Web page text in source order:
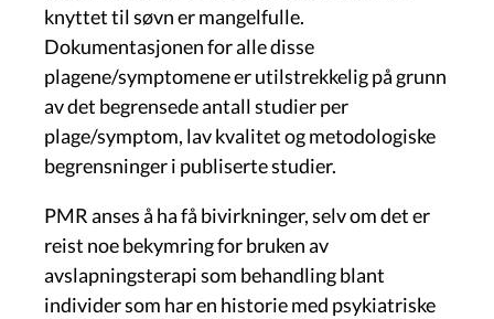
knyttet til søvn er mangelfulle.
Dokumentasjonen for alle disse
plagene/symptomene er utilstrekkelig på grunn
av det begrensede antall studier per
plage/symptom, lav kvalitet og metodologiske
begrensninger i publiserte studier.
PMR anses å ha få bivirkninger, selv om det er
reist noe bekymring for bruken av
avslapningsterapi som behandling blant
individer som har en historie med psykiatriske